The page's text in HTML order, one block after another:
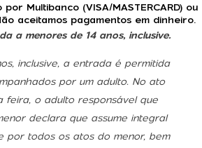
Multibanco (VISA/MASTERCARD) ou
aceitamos pagamentos em dinheiro.
a menores de 14 anos, inclusive.
inclusive, a entrada é permitida
por um adulto. No ato
feira, o adulto responsável que
declara que assume integral
por todos os atos do menor, bem